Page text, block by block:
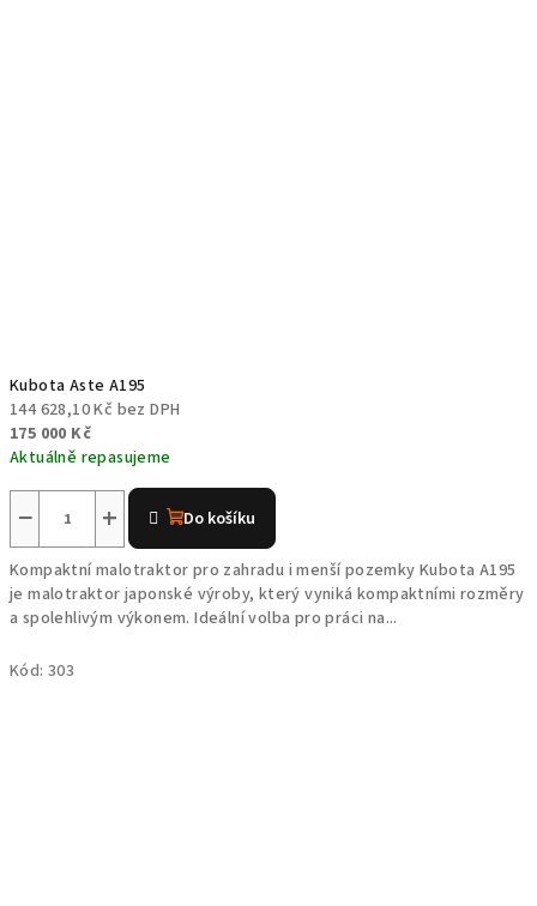
Kubota Aste A195
144 628,10 Kč bez DPH
175 000 Kč
Aktuálně repasujeme
+
− Do košíku
Kompaktní malotraktor pro zahradu i menší pozemky Kubota A195
je malotraktor japonské výroby, který vyniká kompaktními rozměry
a spolehlivým výkonem. Ideální volba pro práci na...
Kód: 303